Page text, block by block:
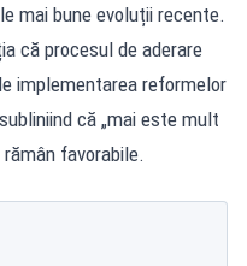
mai bune evoluții recente.
că procesul de aderare
implementarea reformelor
că „mai este mult
favorabile.